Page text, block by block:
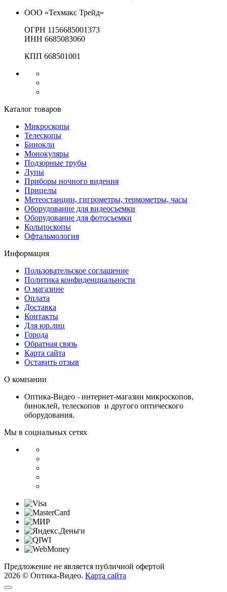
ООО «Техмакс Трейд»
ОГРН 1156685001373
ИНН 6685083060
КПП 668501001
Каталог товаров
Микроскопы
Телескопы
Бинокли
Монокуляры
Подзорные трубы
Лупы
Приборы ночного видения
Прицелы
Метеостанции, гигрометры, термометры, часы
Оборудование для видеосъемки
Оборудование для фотосъемки
Кольпоскопы
Офтальмология
Информация
Пользовательское соглашение
Политика конфиденциальности
О магазине
Оплата
Доставка
Контакты
Для юр.лиц
Города
Обратная связь
Карта сайта
Оставить отзыв
О компании
Оптика-Видео - интернет-магазин микроскопов,
биноклей, телескопов и другого оптического
оборудования.
Мы в социальных сетях
Предложение не является публичной офертой
2026 © Оптика-Видео. Карта сайта